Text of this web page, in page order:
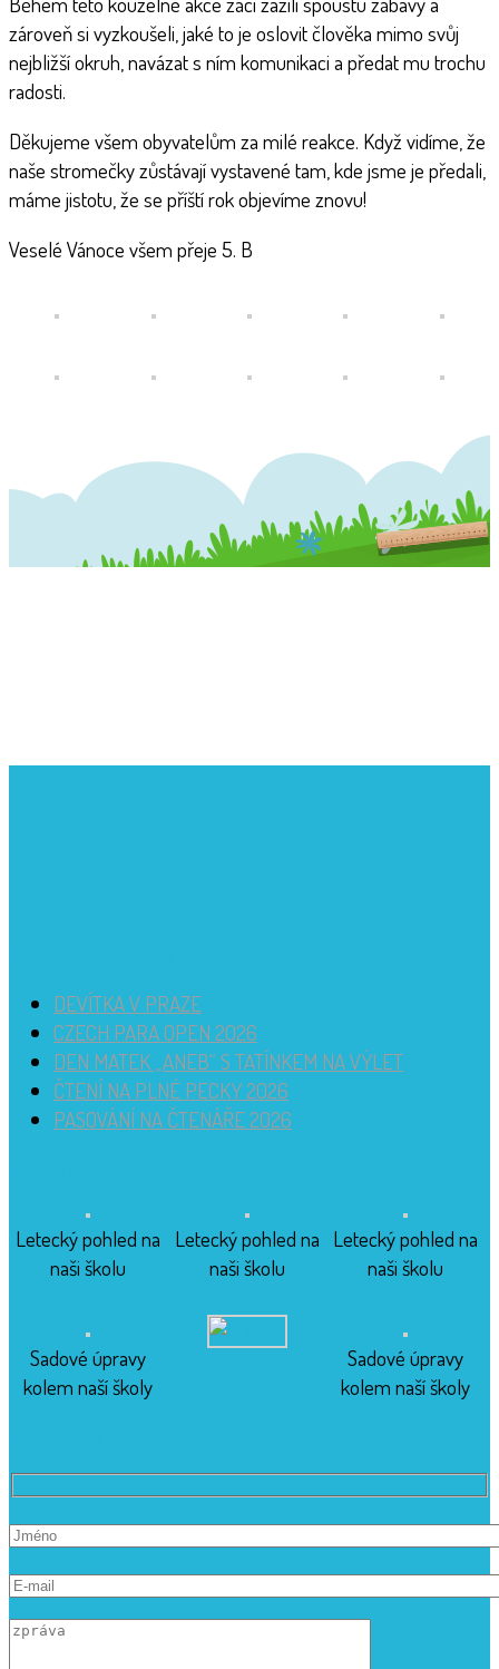
zároveň si vyzkoušeli, jaké to je oslovit člověka mimo svůj
nejbližší okruh, navázat s ním komunikaci a předat mu trochu
radosti.
Děkujeme všem obyvatelům za milé reakce. Když vidíme, že
naše stromečky zůstávají vystavené tam, kde jsme je předali,
máme jistotu, že se příští rok objevíme znovu!
Veselé Vánoce všem přeje 5. B
DEVÍTKA V PRAZE
CZECH PARA OPEN 2026
DEN MATEK „ANEB“ S TATÍNKEM NA VÝLET
ČTENÍ NA PLNÉ PECKY 2026
PASOVÁNÍ NA ČTENÁŘE 2026
Letecký pohled na
naši školu
Letecký pohled na
naši školu
Letecký pohled na
naši školu
Sadové úpravy
kolem naší školy
Sadové úpravy
kolem naší školy